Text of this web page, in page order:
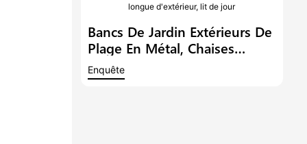
Bancs De Jardin Extérieurs De
Plage En Métal, Chaises
Longues De Piscine En
Aluminium, Chaise Longue
Enquête